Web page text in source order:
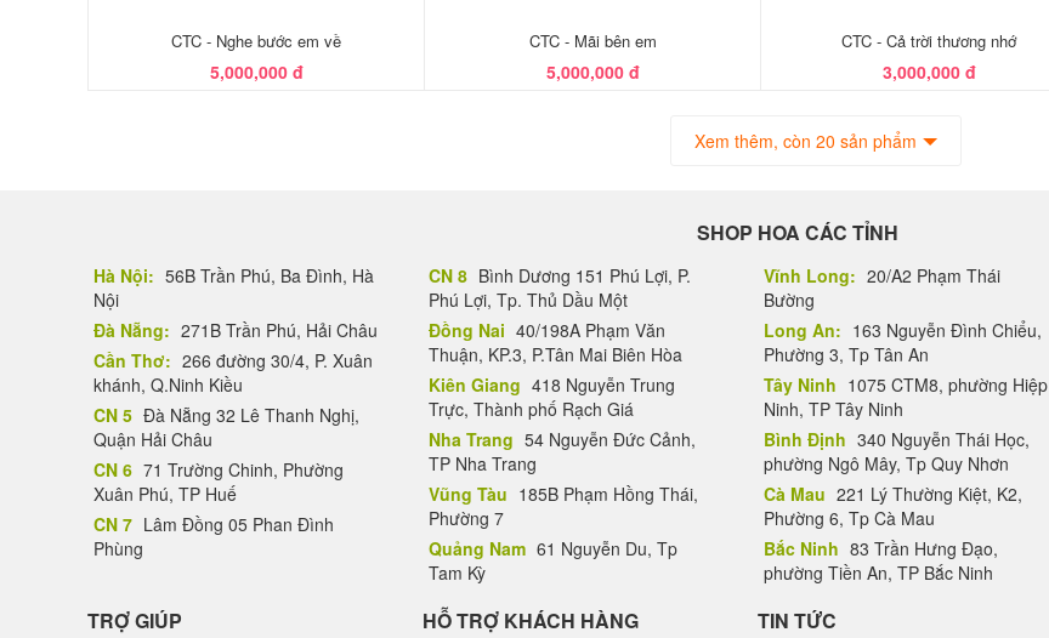
CTC - Nghe bước em về
5,000,000 đ
CTC - Mãi bên em
5,000,000 đ
CTC - Cả trời thương nhớ
3,000,000 đ
Xem thêm, còn 20 sản phẩm
SHOP HOA CÁC TỈNH
Hà Nội: 56B Trần Phú, Ba Đình, Hà
Nội
Đà Nẵng: 271B Trần Phú, Hải Châu
Cần Thơ: 266 đường 30/4, P. Xuân
khánh, Q.Ninh Kiều
CN 5 Đà Nẵng 32 Lê Thanh Nghị,
Quận Hải Châu
CN 6 71 Trường Chinh, Phường
Xuân Phú, TP Huế
CN 7 Lâm Đồng 05 Phan Đình
Phùng
CN 8 Bình Dương 151 Phú Lợi, P.
Phú Lợi, Tp. Thủ Dầu Một
Đồng Nai 40/198A Phạm Văn
Thuận, KP.3, P.Tân Mai Biên Hòa
Kiên Giang 418 Nguyễn Trung
Trực, Thành phố Rạch Giá
Nha Trang 54 Nguyễn Đức Cảnh,
TP Nha Trang
Vũng Tàu 185B Phạm Hồng Thái,
Phường 7
Quảng Nam 61 Nguyễn Du, Tp
Tam Kỳ
Vĩnh Long: 20/A2 Phạm Thái
Bường
Long An: 163 Nguyễn Đình Chiểu,
Phường 3, Tp Tân An
Tây Ninh 1075 CTM8, phường Hiệp
Ninh, TP Tây Ninh
Bình Định 340 Nguyễn Thái Học,
phường Ngô Mây, Tp Quy Nhơn
Cà Mau 221 Lý Thường Kiệt, K2,
Phường 6, Tp Cà Mau
Bắc Ninh 83 Trần Hưng Đạo,
phường Tiền An, TP Bắc Ninh
TRỢ GIÚP HỖ TRỢ KHÁCH HÀNG TIN TỨC